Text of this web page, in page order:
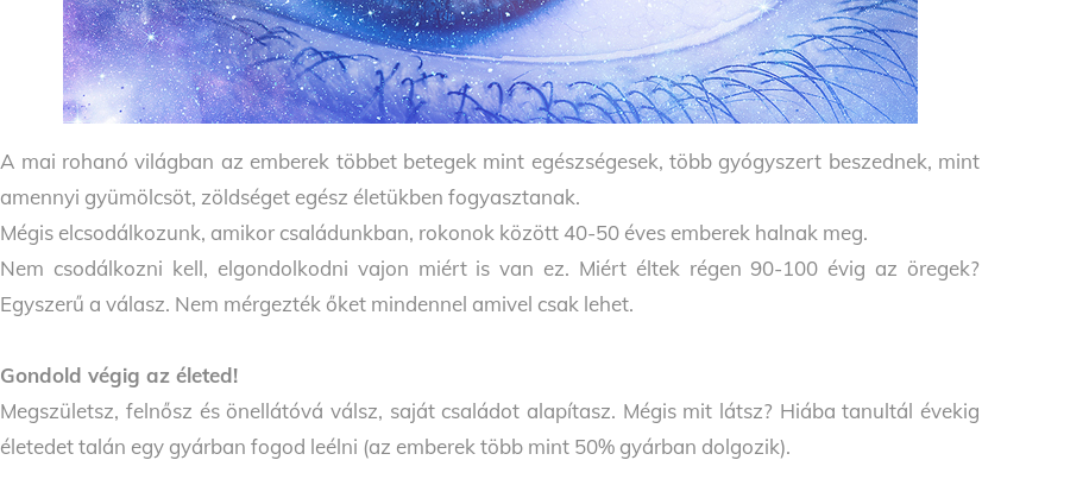
A mai rohanó világban az emberek többet betegek mint egészségesek, több gyógyszert beszednek, mint
amennyi gyümölcsöt, zöldséget egész életükben fogyasztanak.
Mégis elcsodálkozunk, amikor családunkban, rokonok között 40-50 éves emberek halnak meg.
Nem csodálkozni kell, elgondolkodni vajon miért is van ez. Miért éltek régen 90-100 évig az öregek?
Egyszerű a válasz. Nem mérgezték őket mindennel amivel csak lehet.
Gondold végig az életed!
Megszületsz, felnősz és önellátóvá válsz, saját családot alapítasz. Mégis mit látsz? Hiába tanultál évekig
életedet talán egy gyárban fogod leélni (az emberek több mint 50% gyárban dolgozik).